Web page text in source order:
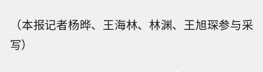
（本报记者杨晔、王海林、林渊、王旭琛参与采
写）